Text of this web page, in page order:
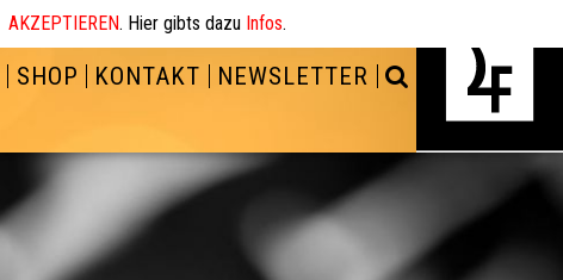
SHOP KONTAKT NEWSLETTER
AKZEPTIEREN. Hier gibts dazu Infos.